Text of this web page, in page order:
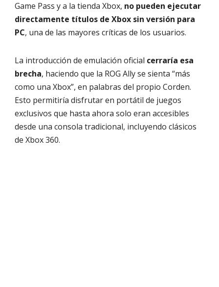
Game Pass y a la tienda Xbox, no pueden ejecutar
directamente títulos de Xbox sin versión para
PC, una de las mayores críticas de los usuarios.
La introducción de emulación oficial cerraría esa
brecha, haciendo que la ROG Ally se sienta “más
como una Xbox”, en palabras del propio Corden.
Esto permitiría disfrutar en portátil de juegos
exclusivos que hasta ahora solo eran accesibles
desde una consola tradicional, incluyendo clásicos
de Xbox 360.